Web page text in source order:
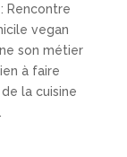
Rencontre
vegan
son métier
à faire
la cuisine